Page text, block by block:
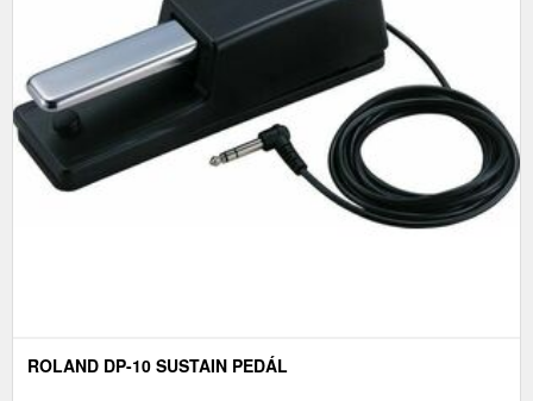
ROLAND DP-10 SUSTAIN PEDÁL